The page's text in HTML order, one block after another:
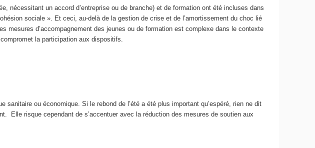
nécessitant un accord d’entreprise ou de branche) et de formation ont été incluses dans
sociale ». Et ceci, au-delà de la gestion de crise et de l’amortissement du choc lié
d’accompagnement des jeunes ou de formation est complexe dans le contexte
la participation aux dispositifs.
sanitaire ou économique. Si le rebond de l’été a été plus important qu’espéré, rien ne dit
Elle risque cependant de s’accentuer avec la réduction des mesures de soutien aux